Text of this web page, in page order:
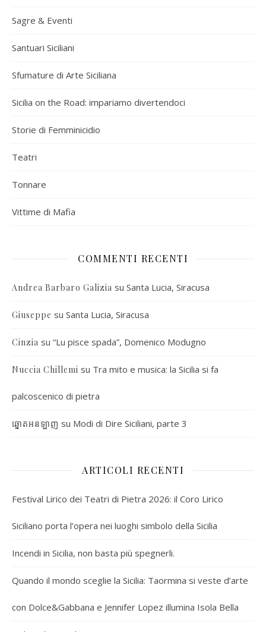
Sagre & Eventi
Santuari Siciliani
Sfumature di Arte Siciliana
Sicilia on the Road: impariamo divertendoci
Storie di Femminicidio
Teatri
Tonnare
Vittime di Mafia
COMMENTI RECENTI
Andrea Barbaro Galizia su Santa Lucia, Siracusa
Giuseppe su Santa Lucia, Siracusa
Cinzia su “Lu pisce spada”, Domenico Modugno
Nuccia Chillemi su Tra mito e musica: la Sicilia si fa
palcoscenico di pietra
ឆ្នោតអនឡាញ su Modi di Dire Siciliani, parte 3
ARTICOLI RECENTI
Festival Lirico dei Teatri di Pietra 2026: il Coro Lirico
Siciliano porta l’opera nei luoghi simbolo della Sicilia
Incendi in Sicilia, non basta più spegnerli.
Quando il mondo sceglie la Sicilia: Taormina si veste d’arte
con Dolce&Gabbana e Jennifer Lopez illumina Isola Bella